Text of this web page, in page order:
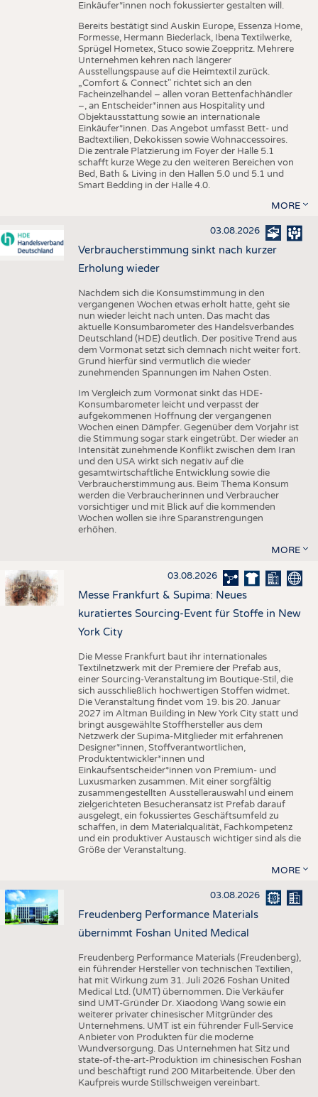
Einkäufer*innen noch fokussierter gestalten will.
Bereits bestätigt sind Auskin Europe, Essenza Home,
Formesse, Hermann Biederlack, Ibena Textilwerke,
Sprügel Hometex, Stuco sowie Zoeppritz. Mehrere
Unternehmen kehren nach längerer
Ausstellungspause auf die Heimtextil zurück.
„Comfort & Connect" richtet sich an den
Facheinzelhandel – allen voran Bettenfachhändler
–, an Entscheider*innen aus Hospitality und
Objektausstattung sowie an internationale
Einkäufer*innen. Das Angebot umfasst Bett- und
Badtextilien, Dekokissen sowie Wohnaccessoires.
Die zentrale Platzierung im Foyer der Halle 5.1
schafft kurze Wege zu den weiteren Bereichen von
Bed, Bath & Living in den Hallen 5.0 und 5.1 und
Smart Bedding in der Halle 4.0.
MORE
03.08.2026
Verbraucherstimmung sinkt nach kurzer
Erholung wieder
Nachdem sich die Konsumstimmung in den
vergangenen Wochen etwas erholt hatte, geht sie
nun wieder leicht nach unten. Das macht das
aktuelle Konsumbarometer des Handelsverbandes
Deutschland (HDE) deutlich. Der positive Trend aus
dem Vormonat setzt sich demnach nicht weiter fort.
Grund hierfür sind vermutlich die wieder
zunehmenden Spannungen im Nahen Osten.
Im Vergleich zum Vormonat sinkt das HDE-
Konsumbarometer leicht und verpasst der
aufgekommenen Hoffnung der vergangenen
Wochen einen Dämpfer. Gegenüber dem Vorjahr ist
die Stimmung sogar stark eingetrübt. Der wieder an
Intensität zunehmende Konflikt zwischen dem Iran
und den USA wirkt sich negativ auf die
gesamtwirtschaftliche Entwicklung sowie die
Verbraucherstimmung aus. Beim Thema Konsum
werden die Verbraucherinnen und Verbraucher
vorsichtiger und mit Blick auf die kommenden
Wochen wollen sie ihre Sparanstrengungen
erhöhen.
MORE
03.08.2026
Messe Frankfurt & Supima: Neues
kuratiertes Sourcing-Event für Stoffe in New
York City
Die Messe Frankfurt baut ihr internationales
Textilnetzwerk mit der Premiere der Prefab aus,
einer Sourcing-Veranstaltung im Boutique-Stil, die
sich ausschließlich hochwertigen Stoffen widmet.
Die Veranstaltung findet vom 19. bis 20. Januar
2027 im Altman Building in New York City statt und
bringt ausgewählte Stoffhersteller aus dem
Netzwerk der Supima-Mitglieder mit erfahrenen
Designer*innen, Stoffverantwortlichen,
Produktentwickler*innen und
Einkaufsentscheider*innen von Premium- und
Luxusmarken zusammen. Mit einer sorgfältig
zusammengestellten Ausstellerauswahl und einem
zielgerichteten Besucheransatz ist Prefab darauf
ausgelegt, ein fokussiertes Geschäftsumfeld zu
schaffen, in dem Materialqualität, Fachkompetenz
und ein produktiver Austausch wichtiger sind als die
Größe der Veranstaltung.
MORE
03.08.2026
Freudenberg Performance Materials
übernimmt Foshan United Medical
Freudenberg Performance Materials (Freudenberg),
ein führender Hersteller von technischen Textilien,
hat mit Wirkung zum 31. Juli 2026 Foshan United
Medical Ltd. (UMT) übernommen. Die Verkäufer
sind UMT-Gründer Dr. Xiaodong Wang sowie ein
weiterer privater chinesischer Mitgründer des
Unternehmens. UMT ist ein führender Full-Service
Anbieter von Produkten für die moderne
Wundversorgung. Das Unternehmen hat Sitz und
state-of-the-art-Produktion im chinesischen Foshan
und beschäftigt rund 200 Mitarbeitende. Über den
Kaufpreis wurde Stillschweigen vereinbart.